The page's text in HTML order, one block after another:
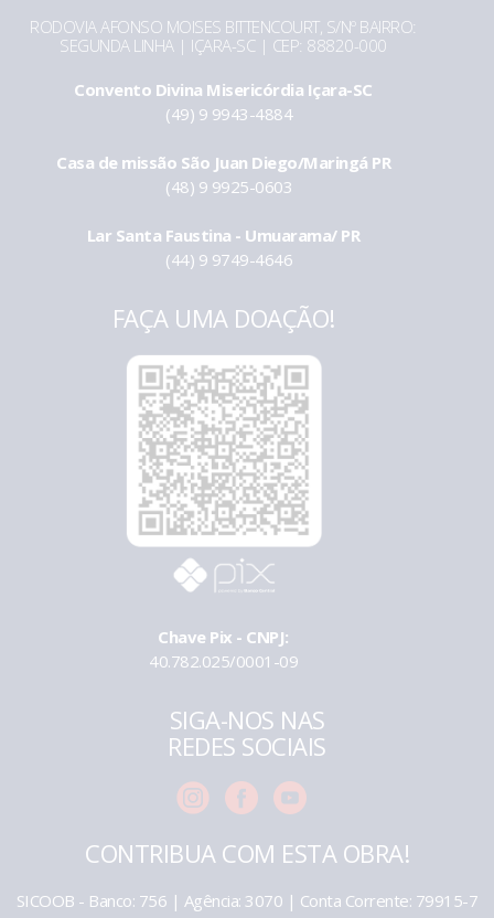
RODOVIA AFONSO MOISES BITTENCOURT, S/Nº BAIRRO:
SEGUNDA LINHA | IÇARA-SC | CEP: 88820-000
Convento Divina Misericórdia Içara-SC
(49) 9 9943-4884
Casa de missão São Juan Diego/Maringá PR
(48) 9 9925-0603
Lar Santa Faustina - Umuarama/ PR
(44) 9 9749-4646
FAÇA UMA DOAÇÃO!
Chave Pix - CNPJ:
40.782.025/0001-09
SIGA-NOS NAS
REDES SOCIAIS
CONTRIBUA COM ESTA OBRA!
SICOOB - Banco: 756 | Agência: 3070 | Conta Corrente: 79915-7